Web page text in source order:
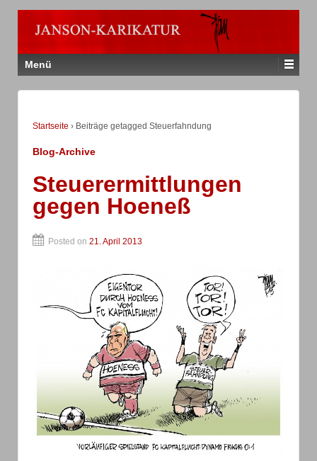
Menü
Startseite › Beiträge getagged Steuerfahndung
Blog-Archive
Steuerermittlungen
gegen Hoeneß
Posted on 21. April 2013